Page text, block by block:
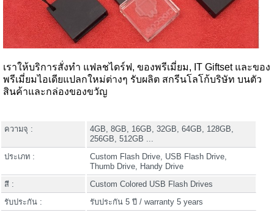
เราให้บริการสั่งทำ แฟลชไดร์ฟ, ของพรีเมี่ยม, IT Giftset และของ
พรีเมี่ยมไอเดียแปลกใหม่ต่างๆ รับผลิต สกรีนโลโก้บริษัท บนตัว
สินค้าและกล่องของขวัญ
ความจุ :
4GB, 8GB, 16GB, 32GB, 64GB, 128GB,
256GB, 512GB ...
ประเภท :
Custom Flash Drive, USB Flash Drive,
Thumb Drive, Handy Drive
สี :
Custom Colored USB Flash Drives
รับประกัน :
รับประกัน 5 ปี / warranty 5 years